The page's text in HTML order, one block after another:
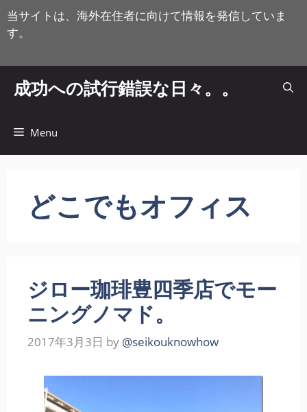
コ
ン
テ
当サイトは、海外在住者に向けて情報を発信していま
す。
成功への試行錯誤な日々。。
Menu
どこでもオフィス
ジロー珈琲豊四季店でモー
ニングノマド。
2017年3月3日 by @seikouknowhow